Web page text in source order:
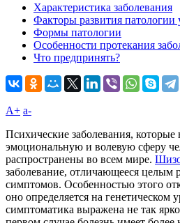
Характеристика заболевания
Факторы развития
Формы патологии
Особенности протекания
Что предпринять?
A+ а-
Психические заболевания,
эмоциональную и волевую сферу
распространены во всем мире.
заболевание, отличающееся целым
симптомов. Особенностью этого
оно определяется на
симптоматика выражена не так